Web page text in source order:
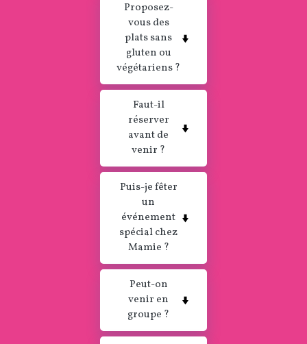
Proposez-
vous des
plats sans
gluten ou
végétariens ?
Faut-il
réserver
avant de
venir ?
Puis-je fêter
un
événement
spécial chez
Mamie ?
Peut-on
venir en
groupe ?